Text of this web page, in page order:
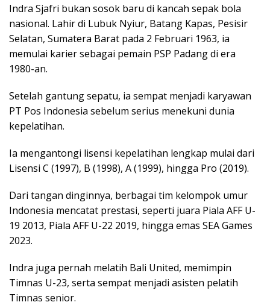
Indra Sjafri bukan sosok baru di kancah sepak bola
nasional. Lahir di Lubuk Nyiur, Batang Kapas, Pesisir
Selatan, Sumatera Barat pada 2 Februari 1963, ia
memulai karier sebagai pemain PSP Padang di era
1980-an.
Setelah gantung sepatu, ia sempat menjadi karyawan
PT Pos Indonesia sebelum serius menekuni dunia
kepelatihan.
Ia mengantongi lisensi kepelatihan lengkap mulai dari
Lisensi C (1997), B (1998), A (1999), hingga Pro (2019).
Dari tangan dinginnya, berbagai tim kelompok umur
Indonesia mencatat prestasi, seperti juara Piala AFF U-
19 2013, Piala AFF U-22 2019, hingga emas SEA Games
2023.
Indra juga pernah melatih Bali United, memimpin
Timnas U-23, serta sempat menjadi asisten pelatih
Timnas senior.